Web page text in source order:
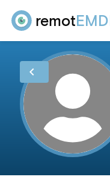
remot
chevron_left